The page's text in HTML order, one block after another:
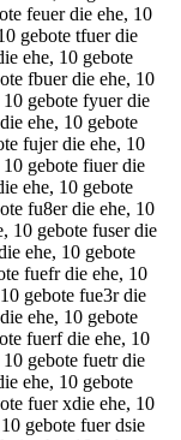
feuer die ehe, 10
gebote tfuer die
ehe, 10 gebote
fbuer die ehe, 10
gebote fyuer die
ehe, 10 gebote
fujer die ehe, 10
gebote fiuer die
ehe, 10 gebote
fu8er die ehe, 10
10 gebote fuser die
ehe, 10 gebote
fuefr die ehe, 10
gebote fue3r die
ehe, 10 gebote
fuerf die ehe, 10
gebote fuetr die
ehe, 10 gebote
fuer xdie ehe, 10
gebote fuer dsie